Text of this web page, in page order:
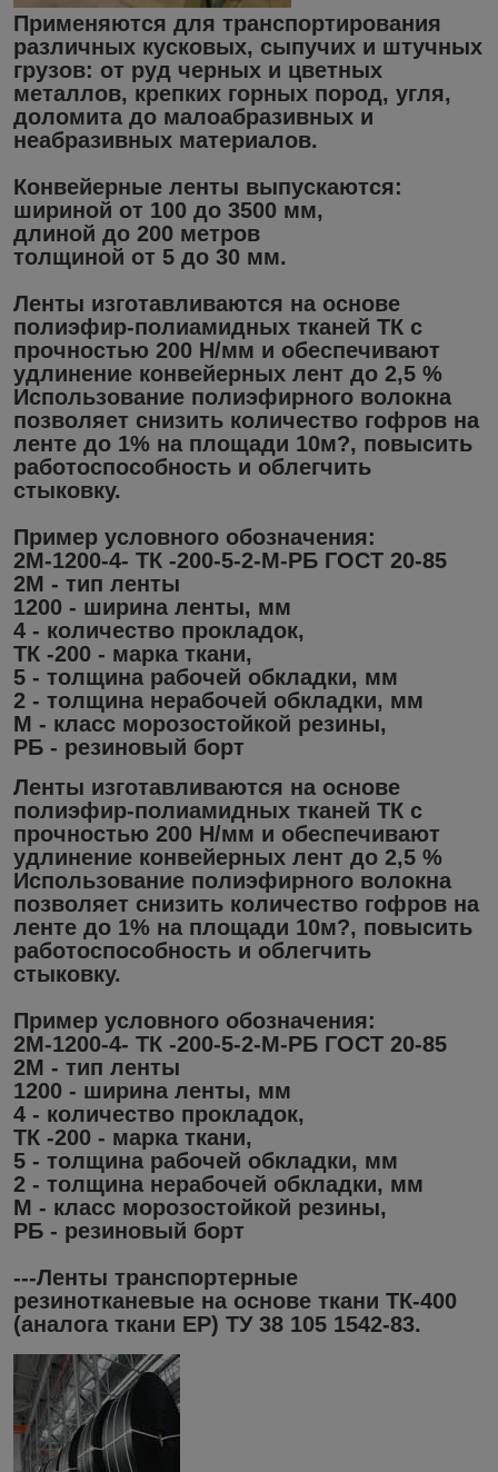
Применяются для транспортирования
различных кусковых, сыпучих и штучных
грузов: от руд черных и цветных
металлов, крепких горных пород, угля,
доломита до малоабразивных и
неабразивных материалов.
Конвейерные ленты выпускаются:
шириной от 100 до 3500 мм,
длиной до 200 метров
толщиной от 5 до 30 мм.
Ленты изготавливаются на основе
полиэфир-полиамидных тканей ТК с
прочностью 200 Н/мм и обеспечивают
удлинение конвейерных лент до 2,5 %
Использование полиэфирного волокна
позволяет снизить количество гофров на
ленте до 1% на площади 10м?, повысить
работоспособность и облегчить
стыковку.
Пример условного обозначения:
2М-1200-4- ТК -200-5-2-М-РБ ГОСТ 20-85
2М - тип ленты
1200 - ширина ленты, мм
4 - количество прокладок,
ТК -200 - марка ткани,
5 - толщина рабочей обкладки, мм
2 - толщина нерабочей обкладки, мм
М - класс морозостойкой резины,
РБ - резиновый борт
Ленты изготавливаются на основе
полиэфир-полиамидных тканей ТК с
прочностью 200 Н/мм и обеспечивают
удлинение конвейерных лент до 2,5 %
Использование полиэфирного волокна
позволяет снизить количество гофров на
ленте до 1% на площади 10м?, повысить
работоспособность и облегчить
стыковку.
Пример условного обозначения:
2М-1200-4- ТК -200-5-2-М-РБ ГОСТ 20-85
2М - тип ленты
1200 - ширина ленты, мм
4 - количество прокладок,
ТК -200 - марка ткани,
5 - толщина рабочей обкладки, мм
2 - толщина нерабочей обкладки, мм
М - класс морозостойкой резины,
РБ - резиновый борт
---Ленты транспортерные
резинотканевые на основе ткани ТК-400
(аналога ткани ЕР) ТУ 38 105 1542-83.